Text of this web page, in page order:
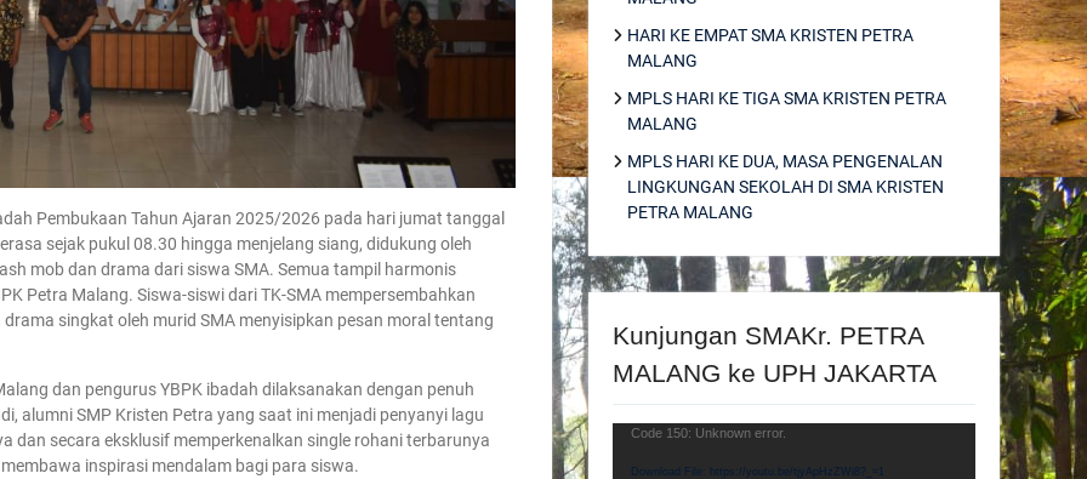
Pembukaan Tahun Ajaran 2025/2026 pada hari jumat tanggal
sejak pukul 08.30 hingga menjelang siang, didukung oleh
mob dan drama dari siswa SMA. Semua tampil harmonis
Petra Malang. Siswa-siswi dari TK-SMA mempersembahkan
singkat oleh murid SMA menyisipkan pesan moral tentang
dan pengurus YBPK ibadah dilaksanakan dengan penuh
alumni SMP Kristen Petra yang saat ini menjadi penyanyi lagu
dan secara eksklusif memperkenalkan single rohani terbarunya
inspirasi mendalam bagi para siswa.
HARI KE EMPAT SMA KRISTEN PETRA
MALANG
MPLS HARI KE TIGA SMA KRISTEN PETRA
MALANG
MPLS HARI KE DUA, MASA PENGENALAN
LINGKUNGAN SEKOLAH DI SMA KRISTEN
PETRA MALANG
Kunjungan SMAKr. PETRA
MALANG ke UPH JAKARTA
Video
Code 150: Unknown error.
Download File: https://youtu.be/tjyApHzZWi8?_=1